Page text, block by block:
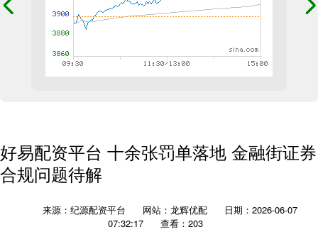
好易配资平台 十余张罚单落地 金融街证券
合规问题待解
来源：纪源配资平台 网站：龙辉优配
日期：2026-06-07
07:32:17
查看：203